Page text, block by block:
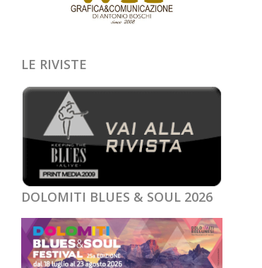
LE RIVISTE
DOLOMITI BLUES & SOUL 2026